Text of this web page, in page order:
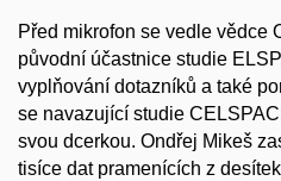
Před mikrofon se vedle vědce
původní účastnice studie
vyplňování dotazníků a také
se navazující studie
svou dcerkou. Ondřej Mikeš
tisíce dat pramenících z